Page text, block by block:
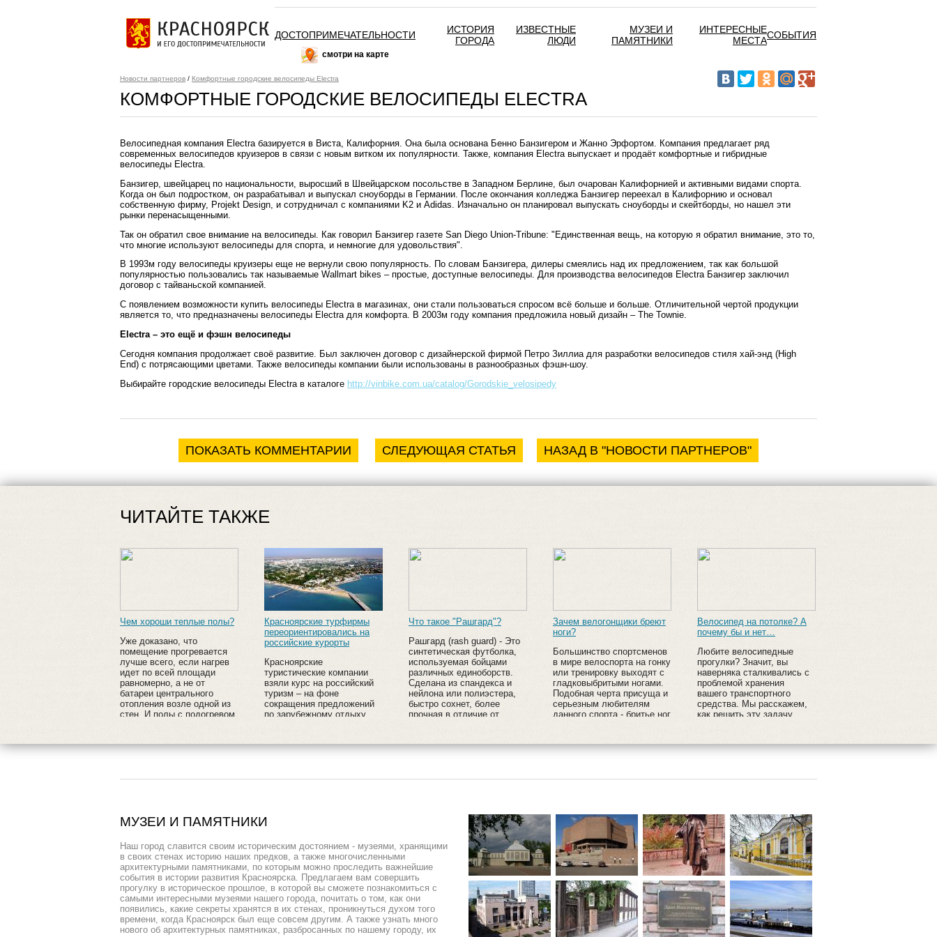
ДОСТОПРИМЕЧАТЕЛЬНОСТИ
ИСТОРИЯ
ГОРОДА
ИЗВЕСТНЫЕ
ЛЮДИ
МУЗЕИ И
ПАМЯТНИКИ
ИНТЕРЕСНЫЕ
МЕСТАСОБЫТИЯ
смотри на карте
Новости партнеров / Комфортные городские велосипеды Electra
КОМФОРТНЫЕ ГОРОДСКИЕ ВЕЛОСИПЕДЫ ELECTRA
Велосипедная компания Electra базируется в Виста, Калифорния. Она была основана Бенно Банзигером и Жанно Эрфортом. Компания предлагает ряд
современных велосипедов круизеров в связи с новым витком их популярности. Также, компания Electra выпускает и продаёт комфортные и гибридные
велосипеды Electra.
Банзигер, швейцарец по национальности, выросший в Швейцарском посольстве в Западном Берлине, был очарован Калифорнией и активными видами спорта.
Когда он был подростком, он разрабатывал и выпускал сноуборды в Германии. После окончания колледжа Банзигер переехал в Калифорнию и основал
собственную фирму, Projekt Design, и сотрудничал с компаниями K2 и Adidas. Изначально он планировал выпускать сноуборды и скейтборды, но нашел эти
рынки перенасыщенными.
Так он обратил свое внимание на велосипеды. Как говорил Банзигер газете San Diego Union-Tribune: "Единственная вещь, на которую я обратил внимание, это то,
что многие используют велосипеды для спорта, и немногие для удовольствия".
В 1993м году велосипеды круизеры еще не вернули свою популярность. По словам Банзигера, дилеры смеялись над их предложением, так как большой
популярностью пользовались так называемые Wallmart bikes – простые, доступные велосипеды. Для производства велосипедов Electra Банзигер заключил
договор с тайваньской компанией.
С появлением возможности купить велосипеды Electra в магазинах, они стали пользоваться спросом всё больше и больше. Отличительной чертой продукции
является то, что предназначены велосипеды Electra для комфорта. В 2003м году компания предложила новый дизайн – The Townie.
Electra – это ещё и фэшн велосипеды
Сегодня компания продолжает своё развитие. Был заключен договор с дизайнерской фирмой Петро Зиллиа для разработки велосипедов стиля хай-энд (High
End) с потрясающими цветами. Также велосипеды компании были использованы в разнообразных фэшн-шоу.
Выбирайте городские велосипеды Electra в каталоге http://vinbike.com.ua/catalog/Gorodskie_velosipedy
ПОКАЗАТЬ КОММЕНТАРИИ СЛЕДУЮЩАЯ СТАТЬЯ НАЗАД В "НОВОСТИ ПАРТНЕРОВ"
ЧИТАЙТЕ ТАКЖЕ
Чем хороши теплые полы?
Уже доказано, что
помещение прогревается
лучше всего, если нагрев
идет по всей площади
равномерно, а не от
батареи центрального
отопления возле одной из
стен. И полы с подогревом,
символом достатка, все
в загородных особняках, но
Красноярские турфирмы
переориентировались на
российские курорты
Красноярские
туристические компании
взяли курс на российский
туризм – на фоне
сокращения предложений
по зарубежному отдыху,
Краснодарском крае и
забронированных туров на
Что такое "Рашгард"?
Рашгард (rash guard) - Это
синтетическая футболка,
используемая бойцами
различных единоборств.
Сделана из спандекса и
нейлона или полиэстера,
быстро сохнет, более
прочная в отличие от
Зачем велогонщики бреют
ноги?
Большинство спортсменов
в мире велоспорта на гонку
или тренировку выходят с
гладковыбритыми ногами.
Подобная черта присуща и
серьезным любителям
данного спорта - бритье ног
велосипедистов.
Велосипед на потолке? А
почему бы и нет…
Любите велосипедные
прогулки? Значит, вы
наверняка сталкивались с
проблемой хранения
вашего транспортного
средства. Мы расскажем,
как решить эту задачу
МУЗЕИ И ПАМЯТНИКИ
Наш город славится своим историческим достоянием - музеями, хранящими
в своих стенах историю наших предков, а также многочисленными
архитектурными памятниками, по которым можно проследить важнейшие
события в истории развития Красноярска. Предлагаем вам совершить
прогулку в историческое прошлое, в которой вы сможете познакомиться с
самыми интересными музеями нашего города, почитать о том, как они
появились, какие секреты хранятся в их стенах, проникнуться духом того
времени, когда Красноярск был еще совсем другим. А также узнать много
нового об архитектурных памятниках, разбросанных по нашему городу, их